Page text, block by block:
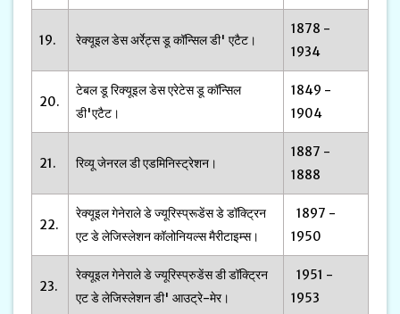
19. रेक्यूइल डेस अर्रेट्स डू कॉन्सिल डी' एटैट।
1878 -
1934
20.
टेबल डू रिक्यूइल डेस एरेटेस डू कॉन्सिल
डी'एटैट।
1849 -
1904
21. रिव्यू जेनरल डी एडमिनिस्ट्रेशन।
1887 -
1888
22.
रेक्यूइल गेनेराले डे ज्यूरिस्प्रूडेंस डे डॉक्ट्रिन
एट डे लेजिस्लेशन कॉलोनियल्स मैरीटाइम्स।
1897 -
1950
23.
रेक्यूइल गेनेराले डे ज्यूरिस्प्रुडेंस डी डॉक्ट्रिन
एट डे लेजिस्लेशन डी' आउट्रे-मेर।
1951 -
1953